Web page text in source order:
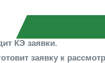
КЭ заявки.
заявку к